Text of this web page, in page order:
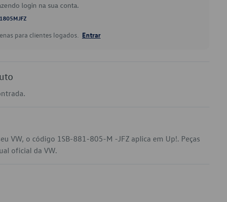
login na sua conta.
para clientes logados. Entrar
VW, o código 1SB-881-805-M -JFZ aplica em Up!. Peças
oficial da VW.